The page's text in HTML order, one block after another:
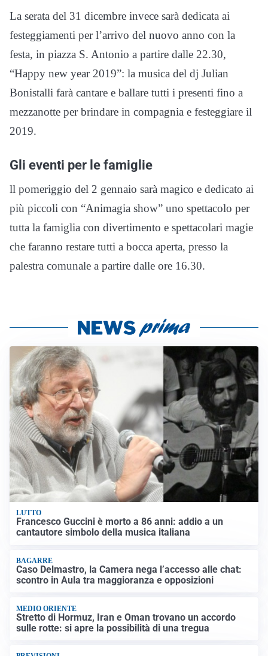
La serata del 31 dicembre invece sarà dedicata ai
festeggiamenti per l’arrivo del nuovo anno con la
festa, in piazza S. Antonio a partire dalle 22.30,
“Happy new year 2019”: la musica del dj Julian
Bonistalli farà cantare e ballare tutti i presenti fino a
mezzanotte per brindare in compagnia e festeggiare il
2019.
Gli eventi per le famiglie
ll pomeriggio del 2 gennaio sarà magico e dedicato ai
più piccoli con “Animagia show” uno spettacolo per
tutta la famiglia con divertimento e spettacolari magie
che faranno restare tutti a bocca aperta, presso la
palestra comunale a partire dalle ore 16.30.
LUTTO
Francesco Guccini è morto a 86 anni: addio a un
cantautore simbolo della musica italiana
BAGARRE
Caso Delmastro, la Camera nega l’accesso alle chat:
scontro in Aula tra maggioranza e opposizioni
MEDIO ORIENTE
Stretto di Hormuz, Iran e Oman trovano un accordo
sulle rotte: si apre la possibilità di una tregua